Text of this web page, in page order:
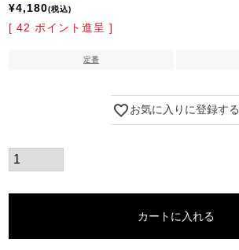
¥4,180 税込
[ 42 ポイント進呈 ]
定番
お気に入りに登録する
カートに入れる